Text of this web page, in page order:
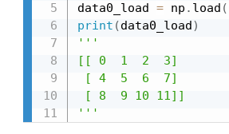
data0_load = np . load (
print (data0_load)
'''
[[ 0  1  2  3]
[ 4  5  6  7]
[ 8  9 10 11]]
'''